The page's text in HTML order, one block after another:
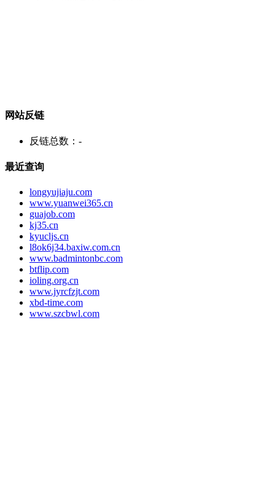
网站反链
反链总数： -
最近查询
longyujiaju.com
www.yuanwei365.cn
guajob.com
kj35.cn
kyucljs.cn
l8ok6j34.baxiw.com.cn
www.badmintonbc.com
btflip.com
ioling.org.cn
www.jyrcfzjt.com
xbd-time.com
www.szcbwl.com